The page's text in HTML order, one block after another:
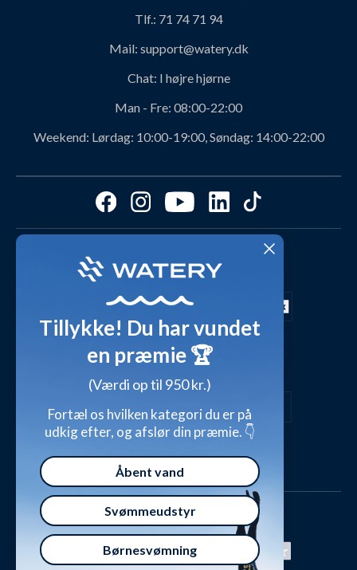
Retur og ombytning
Rabatkoder
Produktanbefalinger fra Watery
Størrelsesguides
Cookies & præferencer
Video studio
Shop outfits fra kunder
Inspirationsunivers
Giv et gavekort
Om Watery produkter
Personerne bag Watery
Svømmeklub-aftaler
Affiliate program
Fordele hos Watery
Kundeanmeldelser
FAQ - Mest stillede spørgsmål
Presse
Waterylife - Guides fra eksperter (Blog)
Handelsbetingelser
Tlf.: 71 74 71 94
Mail: support@watery.dk
Chat: I højre hjørne
Man - Fre: 08:00-22:00
Weekend: Lørdag: 10:00-19:00, Søndag: 14:00-22:00
Dag-til-dag levering med
Sikker betaling med
Tillykke! Du har vundet
en præmie 🏆
(Værdi op til 950 kr.)
Fortæl os hvilken kategori du er på
udkig efter, og afslør din præmie. 👇
Åbent vand
Svømmeudstyr
Børnesvømning